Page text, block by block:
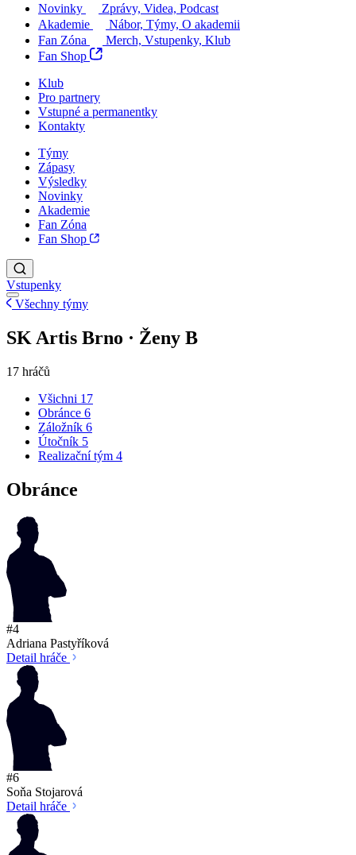
Novinky
Zprávy, Videa, Podcast
Akademie
Nábor, Týmy, O akademii
Fan Zóna
Merch, Vstupenky, Klub
Fan Shop
Klub
Pro partnery
Vstupné a permanentky
Kontakty
Týmy
Zápasy
Výsledky
Novinky
Akademie
Fan Zóna
Fan Shop
Vstupenky
Všechny týmy
SK Artis Brno · Ženy B
17 hráčů
Všichni 17
Obránce 6
Záložník 6
Útočník 5
Realizační tým 4
Obránce
#4
Adriana Pastyříková
Detail hráče
#6
Soňa Stojarová
Detail hráče